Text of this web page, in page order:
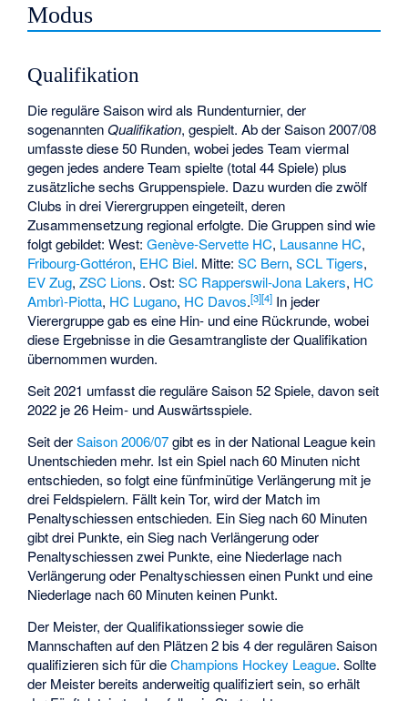
Modus
Qualifikation
Die reguläre Saison wird als Rundenturnier, der
sogenanntenQualifikation, gespielt. Ab der Saison 2007/08
umfasste diese 50 Runden, wobei jedes Team viermal
gegen jedes andere Team spielte (total 44 Spiele) plus
zusätzliche sechs Gruppenspiele. Dazu wurden die zwölf
Clubs in drei Vierergruppen eingeteilt, deren
Zusammensetzung regional erfolgte. Die Gruppen sind wie
folgt gebildet: West:Genève-Servette HC, Lausanne HC,
Fribourg-Gottéron, EHC Biel. Mitte:SC Bern,SCL Tigers,
EV Zug,ZSC Lions. Ost:SC Rapperswil-Jona Lakers, HC
Ambrì-Piotta, HC Lugano, HC Davos.[3][4] In jeder
Vierergruppe gab es eine Hin- und eine Rückrunde, wobei
diese Ergebnisse in die Gesamtrangliste der Qualifikation
übernommen wurden.
Seit 2021 umfasst die reguläre Saison 52 Spiele, davon seit
2022 je 26 Heim- und Auswärtsspiele.
Seit derSaison 2006/07gibt es in der National League kein
Unentschieden mehr. Ist ein Spiel nach 60 Minuten nicht
entschieden, so folgt eine fünfminütige Verlängerung mit je
drei Feldspielern. Fällt kein Tor, wird der Match im
Penaltyschiessen entschieden. Ein Sieg nach 60 Minuten
gibt drei Punkte, ein Sieg nach Verlängerung oder
Penaltyschiessen zwei Punkte, eine Niederlage nach
Verlängerung oder Penaltyschiessen einen Punkt und eine
Niederlage nach 60 Minuten keinen Punkt.
Der Meister, der Qualifikationssieger sowie die
Mannschaften auf den Plätzen 2 bis 4 der regulären Saison
qualifizieren sich für dieChampions Hockey League. Sollte
der Meister bereits anderweitig qualifiziert sein, so erhält